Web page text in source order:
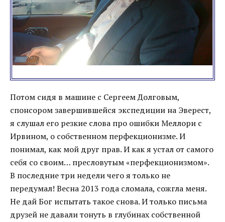
Потом сидя в машине с Сергеем Долговым,
спонсором завершившейся экспедиции на Эверест,
я слушал его резкие слова про ошибки Меллори с
Ирвином, о собственном перфекционизме. И
понимал, как мой друг прав. И как я устал от самого
себя со своим… пресловутым «перфекционизмом».
В последние три недели чего я только не
передумал! Весна 2013 года сломала, сожгла меня.
Не дай Бог испытать такое снова. И только письма
друзей не давали тонуть в глубинах собственной